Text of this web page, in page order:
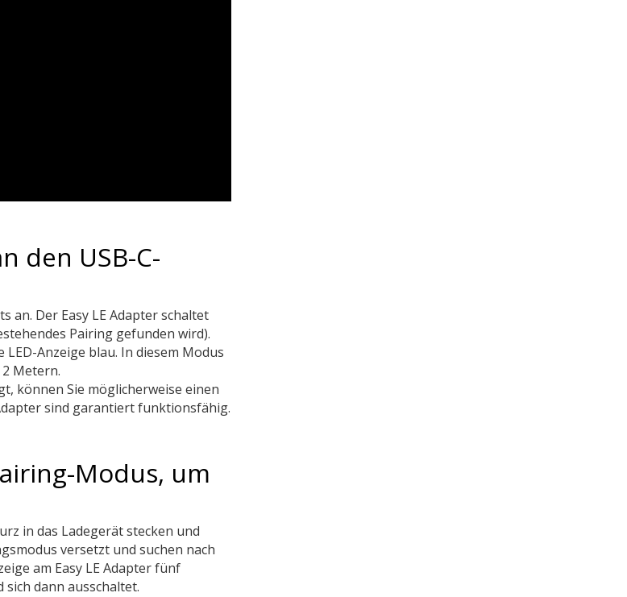
den USB-C-
an. Der Easy LE Adapter schaltet
Pairing gefunden wird).
Anzeige blau. In diesem Modus
Metern.
können Sie möglicherweise einen
sind garantiert funktionsfähig.
Modus, um
in das Ladegerät stecken und
versetzt und suchen nach
am Easy LE Adapter fünf
dann ausschaltet.